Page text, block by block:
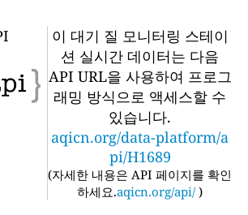
이 대기 질 모니터링 스테이
션 실시간 데이터는 다음
API URL을 사용하여 프로그
래밍 방식으로 액세스할 수
있습니다.
aqicn.org/data-platform/a
pi/H1689
(자세한 내용은 API 페이지를 확인
하세요.aqicn.org/api/ )